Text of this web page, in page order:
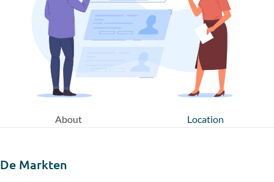
About Location
De Markten